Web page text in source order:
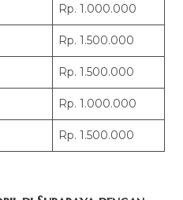
Rp. 1.000.000
Rp. 1.500.000
Rp. 1.500.000
Rp. 1.000.000
Rp. 1.500.000